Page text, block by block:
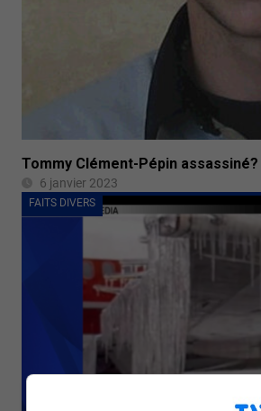
Tommy Clément-Pépin assassiné?
6 janvier 2023
FAITS DIVERS